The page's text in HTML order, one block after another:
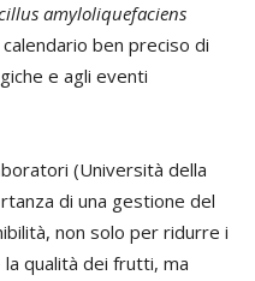
amyloliquefaciens
ben preciso di
e agli eventi
(Università della
di una gestione del
non solo per ridurre i
qualità dei frutti, ma